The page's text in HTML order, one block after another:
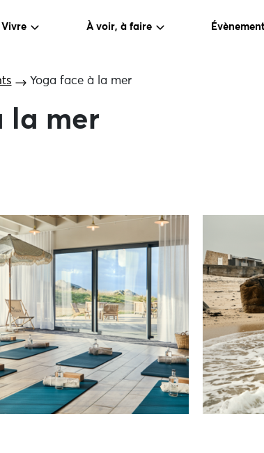
Vivre À voir, à faire
Yoga face à la mer
la mer